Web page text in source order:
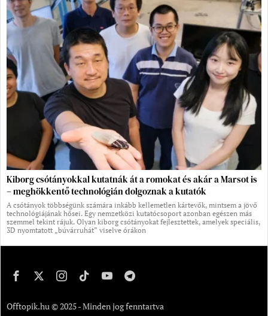
Kiborg csótányokkal kutatnák át a romokat és akár a Marsot is
– meghökkentő technológián dolgoznak a kutatók
A csótányok többségünk számára inkább kellemetlen kártevők, mintsem a jövő
technológiájának hősei. Egy nemzetközi kutatócsoport azonban egészen más
szemmel tekint rájuk. Olyan kiborg csótányokat fejlesztettek, amelyek speciális,
3D nyomtatott „búvárruhát” viselve órákon
Offtopik.hu © 2025 - Minden jog fenntartva